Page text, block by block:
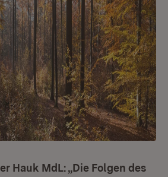
Hauk MdL: „Die Folgen des